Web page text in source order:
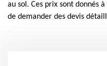
au sol. Ces prix sont donnés
de demander des devis